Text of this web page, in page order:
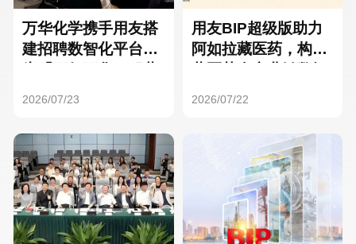
万华化学携手用友搭
建招聘数智化平台，
2026/07/23
用友BIP超级版助力
阿如拉藏医药，构建
2026/07/22